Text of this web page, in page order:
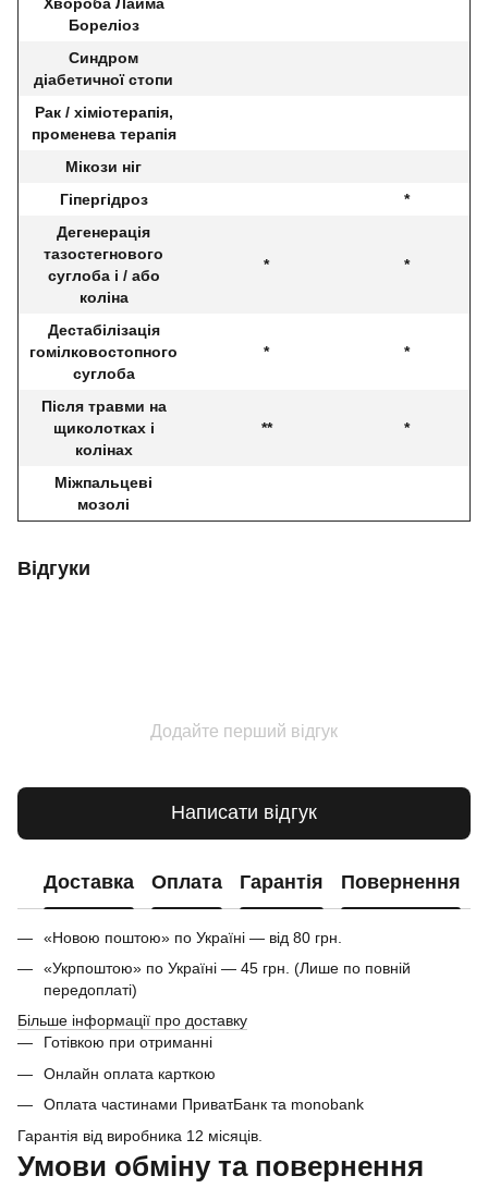
Бореліоз
Синдром
діабетичної стопи
Рак / хіміотерапія,
променева терапія
Мікози ніг
Гіпергідроз
*
Дегенерація
тазостегнового
суглоба і / або
коліна
* *
Дестабілізація
гомілковостопного
суглоба
* *
Після травми на
щиколотках і
колінах
** *
Міжпальцеві
мозолі
Відгуки
Додайте перший відгук
Написати відгук
Доставка Оплата Гарантія Повернення
«Новою поштою» по Україні — від 80 грн.
«Укрпоштою» по Україні — 45 грн. (Лише по повній
передоплаті)
Більше інформації про доставку
Готівкою при отриманні
Онлайн оплата карткою
Оплата частинами ПриватБанк та monobank
Гарантія від виробника 12 місяців.
Умови обміну та повернення